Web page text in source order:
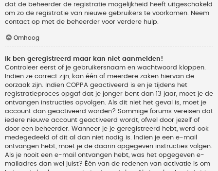
dat de beheerder de registratie mogelijkheid heeft uitgeschakeld
om zo de registratie van nieuwe gebruikers te voorkomen. Neem
contact op met de beheerder voor verdere hulp.
Omhoog
Ik ben geregistreerd maar kan niet aanmelden!
Controleer eerst of je gebruikersnaam en wachtwoord kloppen.
Indien ze correct zijn, kan één of meerdere zaken hiervan de
oorzaak zijn. Indien COPPA geactiveerd is en je tijdens het
registratieproces opgaf dat je jonger bent dan 13 jaar, moet je de
ontvangen instructies opvolgen. Als dit niet het geval is, moet je
account dan geactiveerd worden? Sommige forums vereisen dat
iedere nieuwe account geactiveerd wordt, ofwel door jezelf of
door een beheerder. Wanneer je je geregistreerd hebt, werd ook
medegedeeld of dit al dan niet nodig is. Indien je een e-mail
ontvangen hebt, moet je de daarin opgegeven instructies volgen.
Als je nooit een e-mail ontvangen hebt, was het opgegeven e-
mailadres dan wel juist? Één van de redenen van activatie is om